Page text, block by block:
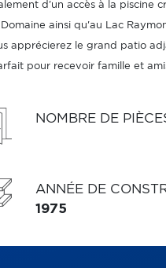
d'un accès à la piscine
ainsi qu'au Lac
apprécierez le grand patio
pour recevoir famille et
NOMBRE DE
ANNÉE DE
1975